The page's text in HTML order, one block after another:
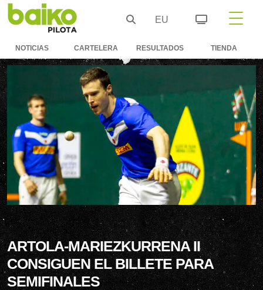
EU
NOTICIAS CARTELERA RESULTADOS TIENDA
ARTOLA-MARIEZKURRENA II
CONSIGUEN EL BILLETE PARA
SEMIFINALES